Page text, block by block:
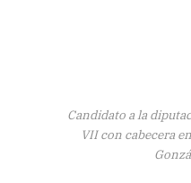
Candidato a la
VII con cabecera